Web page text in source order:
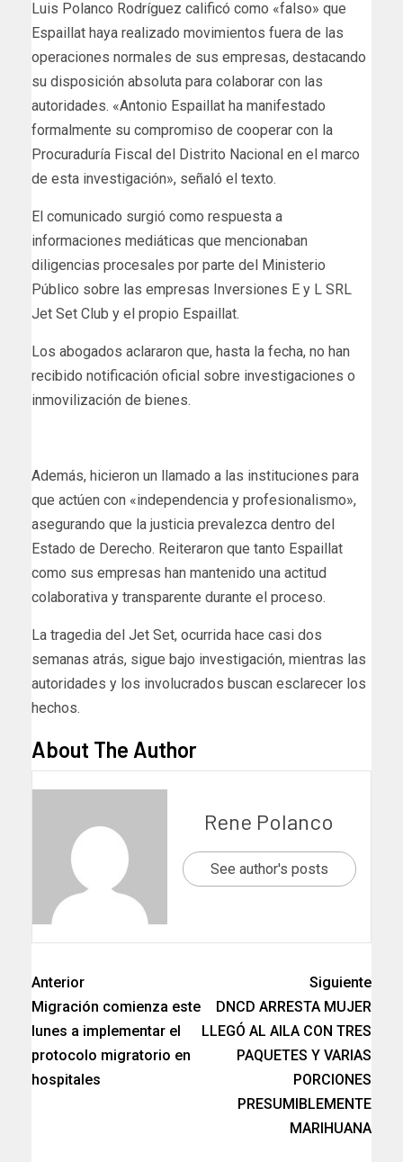
Luis Polanco Rodríguez calificó como «falso» que
Espaillat haya realizado movimientos fuera de las
operaciones normales de sus empresas, destacando
su disposición absoluta para colaborar con las
autoridades. «Antonio Espaillat ha manifestado
formalmente su compromiso de cooperar con la
Procuraduría Fiscal del Distrito Nacional en el marco
de esta investigación», señaló el texto.
El comunicado surgió como respuesta a
informaciones mediáticas que mencionaban
diligencias procesales por parte del Ministerio
Público sobre las empresas Inversiones E y L SRL
Jet Set Club y el propio Espaillat.
Los abogados aclararon que, hasta la fecha, no han
recibido notificación oficial sobre investigaciones o
inmovilización de bienes.
Además, hicieron un llamado a las instituciones para
que actúen con «independencia y profesionalismo»,
asegurando que la justicia prevalezca dentro del
Estado de Derecho. Reiteraron que tanto Espaillat
como sus empresas han mantenido una actitud
colaborativa y transparente durante el proceso.
La tragedia del Jet Set, ocurrida hace casi dos
semanas atrás, sigue bajo investigación, mientras las
autoridades y los involucrados buscan esclarecer los
hechos.
About The Author
Rene Polanco
See author's posts
Anterior
Migración comienza este
lunes a implementar el
protocolo migratorio en
hospitales
Siguiente
DNCD ARRESTA MUJER
LLEGÓ AL AILA CON TRES
PAQUETES Y VARIAS
PORCIONES
PRESUMIBLEMENTE
MARIHUANA